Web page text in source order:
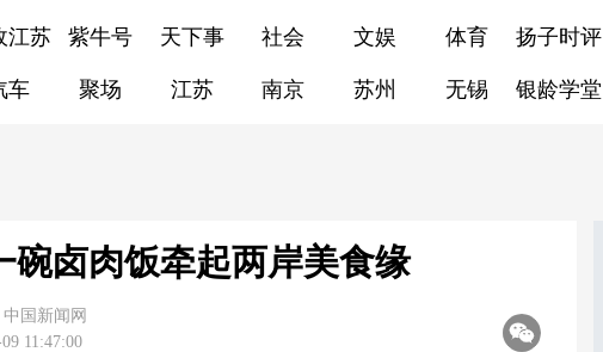
江苏 紫牛号 天下事 社会 文娱 体育 扬子时评
车 聚场 江苏 南京 苏州 无锡 银龄学堂
碗卤肉饭牵起两岸美食缘
中国新闻网
11:47:00